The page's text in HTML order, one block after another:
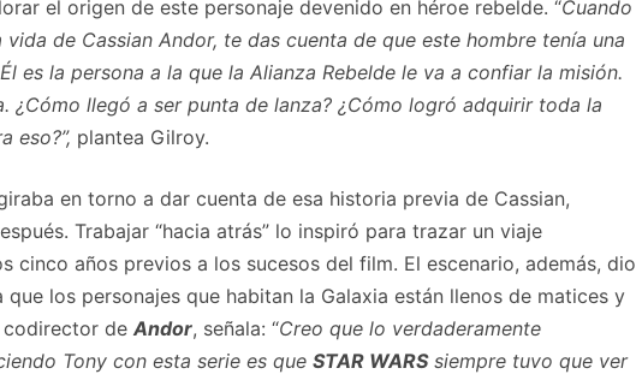
el origen de este personaje devenido en héroe rebelde. “Cuando
de Cassian Andor, te das cuenta de que este hombre tenía una
es la persona a la que la Alianza Rebelde le va a confiar la misión.
¿Cómo llegó a ser punta de lanza? ¿Cómo logró adquirir toda la
eso?”, plantea Gilroy.
en torno a dar cuenta de esa historia previa de Cassian,
Trabajar “hacia atrás” lo inspiró para trazar un viaje
cinco años previos a los sucesos del film. El escenario, además, dio
los personajes que habitan la Galaxia están llenos de matices y
codirector de Andor, señala: “Creo que lo verdaderamente
Tony con esta serie es que STAR WARSsiempre tuvo que ver